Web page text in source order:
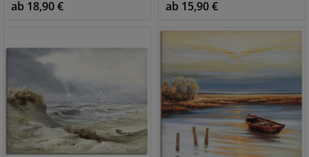
ab 18,90 €
ab 15,90 €